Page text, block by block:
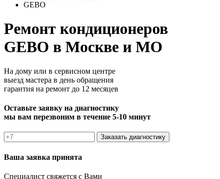
GEBO
Ремонт кондиционеров
GEBO в Москве и МО
На дому или в сервисном центре
выезд мастера в день обращения
гарантия на ремонт до 12 месяцев
Оставьте заявку на диагностику
мы вам перезвоним в течение 5-10 минут
Заказать диагностику
Ваша заявка принята
Специалист свяжется с Вами